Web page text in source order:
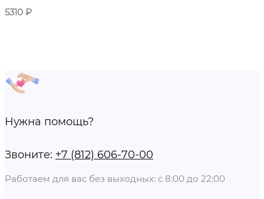
5310 ₽
Нужна помощь?
Звоните: +7 (812) 606-70-00
Работаем для вас без выходных: с 8:00 до 22:00